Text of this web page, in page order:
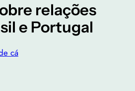
relações
e Portugal
cá